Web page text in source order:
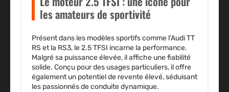
les amateurs de sportivité
Présent dans les modèles sportifs comme l’Audi TT
RS et la RS3, le 2.5 TFSI incarne la performance.
Malgré sa puissance élevée, il affiche une fiabilité
solide. Conçu pour des usages particuliers, il offre
également un potentiel de revente élevé, séduisant
les passionnés de conduite dynamique.